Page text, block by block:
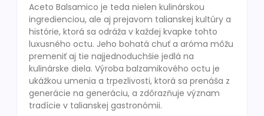
Aceto Balsamico je teda nielen kulinárskou
ingredienciou, ale aj prejavom talianskej kultúry a
histórie, ktorá sa odráža v každej kvapke tohto
luxusného octu. Jeho bohatá chuť a aróma môžu
premeniť aj tie najjednoduchšie jedlá na
kulinárske diela. Výroba balzamikového octu je
ukážkou umenia a trpezlivosti, ktorá sa prenáša z
generácie na generáciu, a zdôrazňuje význam
tradície v talianskej gastronómii.